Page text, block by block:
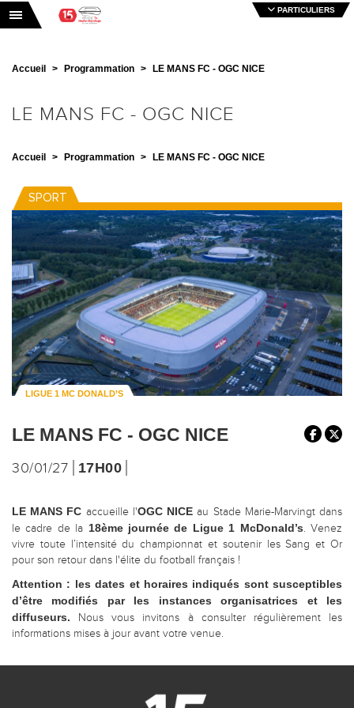
Toggle navigation
PARTICULIERS
Accueil Programmation LE MANS FC - OGC NICE
LE MANS FC - OGC NICE
Accueil Programmation LE MANS FC - OGC NICE
SPORT
LIGUE 1 MC DONALD’S
LE MANS FC - OGC NICE
30/01/27 17H00
LE MANS FC accueille l'OGC NICEau Stade Marie-Marvingt dans
le cadre de la 18ème journée de Ligue 1 McDonald’s. Venez
vivre toute l’intensité du championnat et soutenir les Sang et Or
pour son retour dans l'élite du football français !
Attention : les dates et horaires indiqués sont susceptibles
d’être modifiés par les instances organisatrices et les
diffuseurs. Nous vous invitons à consulter régulièrement les
informations mises à jour avant votre venue.